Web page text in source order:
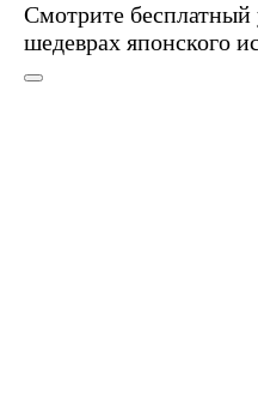
Смотрите
шедеврах японского